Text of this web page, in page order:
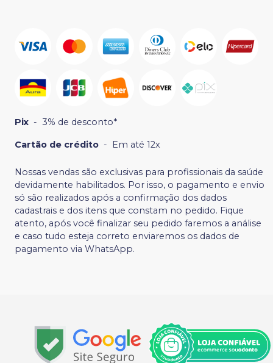
Pix - 3% de desconto*
Cartão de crédito - Em até 12x
Nossas vendas são exclusivas para profissionais da saúde
devidamente habilitados. Por isso, o pagamento e envio
só são realizados após a confirmação dos dados
cadastrais e dos itens que constam no pedido. Fique
atento, após você finalizar seu pedido faremos a análise
e caso tudo esteja correto enviaremos os dados de
pagamento via WhatsApp.